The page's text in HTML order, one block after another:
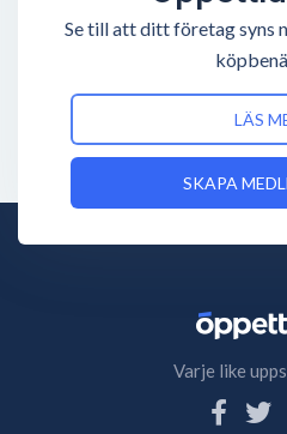
Se till att ditt företag syns
LÄS
SKAPA
Varje like